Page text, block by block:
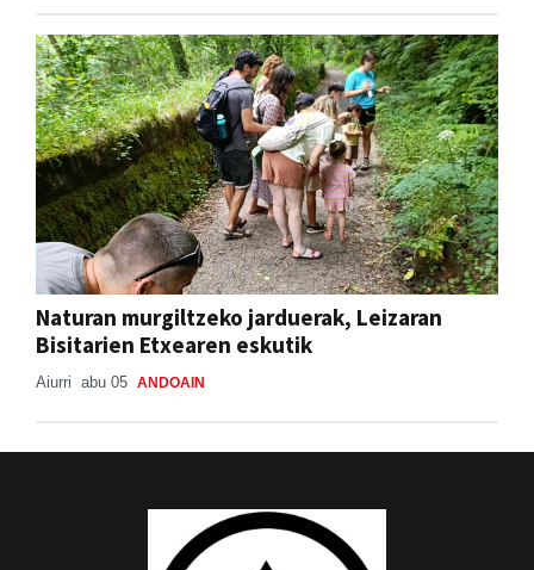
Naturan murgiltzeko jarduerak, Leizaran
Bisitarien Etxearen eskutik
Aiurri abu 05 ANDOAIN